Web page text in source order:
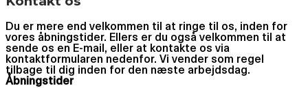
Du er mere end velkommen til at ringe til os, inden for
vores åbningstider. Ellers er du også velkommen til at
sende os en E-mail, eller at kontakte os via
kontaktformularen nedenfor. Vi vender som regel
tilbage til dig inden for den næste arbejdsdag.
Åbningstider